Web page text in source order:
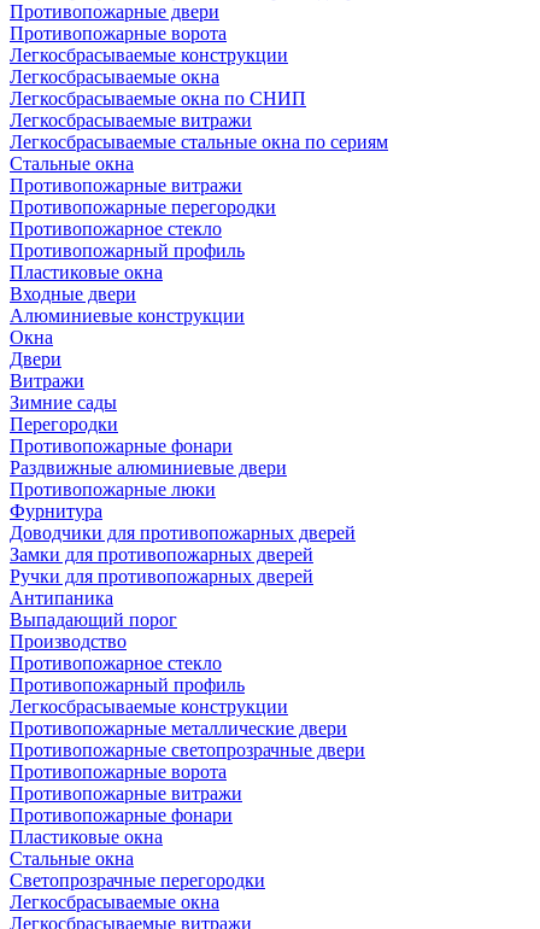
Противопожарные двери
Противопожарные ворота
Легкосбрасываемые конструкции
Легкосбрасываемые окна
Легкосбрасываемые окна по СНИП
Легкосбрасываемые витражи
Легкосбрасываемые стальные окна по сериям
Стальные окна
Противопожарные витражи
Противопожарные перегородки
Противопожарное стекло
Противопожарный профиль
Пластиковые окна
Входные двери
Алюминиевые конструкции
Окна
Двери
Витражи
Зимние сады
Перегородки
Противопожарные фонари
Раздвижные алюминиевые двери
Противопожарные люки
Фурнитура
Доводчики для противопожарных дверей
Замки для противопожарных дверей
Ручки для противопожарных дверей
Антипаника
Выпадающий порог
Производство
Противопожарное стекло
Противопожарный профиль
Легкосбрасываемые конструкции
Противопожарные металлические двери
Противопожарные светопрозрачные двери
Противопожарные ворота
Противопожарные витражи
Противопожарные фонари
Пластиковые окна
Стальные окна
Светопрозрачные перегородки
Легкосбрасываемые окна
Легкосбрасываемые витражи